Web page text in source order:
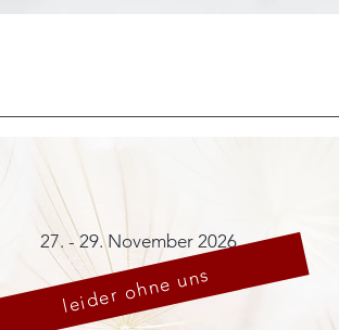
27. - 29. November 2026
leider ohne uns